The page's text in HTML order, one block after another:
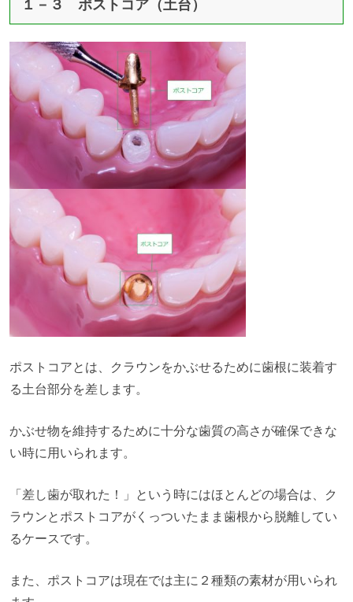
１－３ ポストコア（土台）
ポストコアとは、クラウンをかぶせるために歯根に装着す
る土台部分を差します。
かぶせ物を維持するために十分な歯質の高さが確保できな
い時に用いられます。
「差し歯が取れた！」という時にはほとんどの場合は、ク
ラウンとポストコアがくっついたまま歯根から脱離してい
るケースです。
また、ポストコアは現在では主に２種類の素材が用いられ